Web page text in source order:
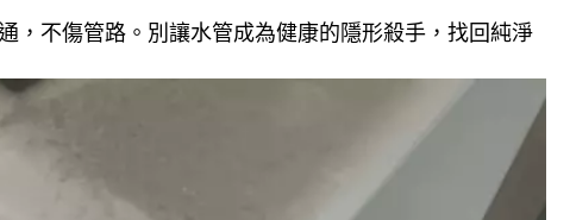
，不傷管路。別讓水管成為健康的隱形殺手，找回純淨